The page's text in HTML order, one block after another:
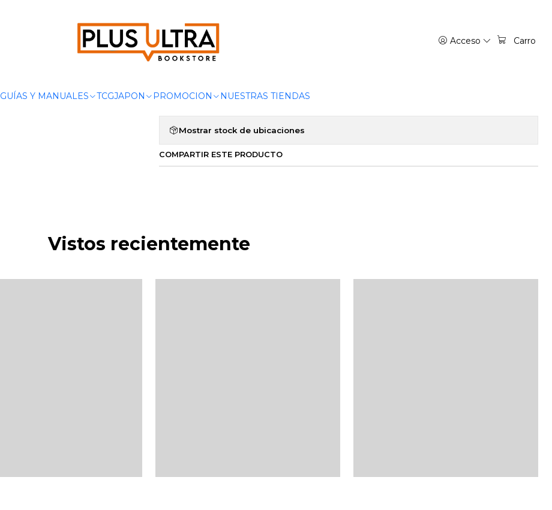
Acceso Carro
GUÍAS Y MANUALES TCGJAPON PROMOCION NUESTRAS TIENDAS
|
SAILOR MOON 12 - PANINI MEXICO
Agregar a la lista de favoritos
Mostrar stock de ubicaciones
COMPARTIR ESTE PRODUCTO
Vistos recientemente